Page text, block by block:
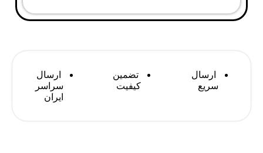
ارسال
سریع
تضمین
کیفیت
ارسال
سراسر
ایران